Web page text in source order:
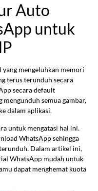
Auto
untuk
yang mengeluhkan memori
terus terunduh secara
secara default
semua gambar,
dalam aplikasi.
untuk mengatasi hal ini.
WhatsApp sehingga
Dalam artikel ini,
WhatsApp mudah untuk
dapat menghemat kuota